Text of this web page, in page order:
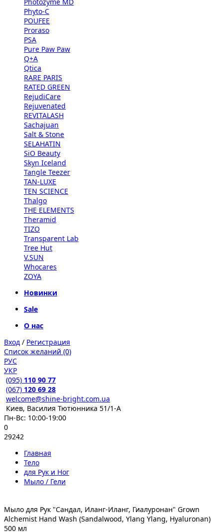
Phyto-C
POUFEE
Proraso
PSA
Pure Paw Paw
Q+A
Qtica
RARE PARIS
RATED GREEN
RejudiCare
Rejuvenated
REVITALASH
Sachajuan
Salt & Stone
SELAHATIN
SiO Beauty
Skyn Iceland
Tangle Teezer
TAN-LUXE
TEN SCIENCE
Thalgo
THE ELEMENTS
Theramid
TIZO
Transparent Lab
Tree Hut
V.SUN
Whocares
ZOYA
Новинки
Sale
О нас
Вход / Регистрация
Список желаний (0)
РУС
УКР
(095) 110 90 77
(067) 120 69 28
welcome@shine-bright.com.ua
Киев, Василия Тютюнника 51/1-А
Пн-Вс: 10:00-19:00
0
29242
Главная
Тело
для Рук и Ног
Мыло / Гели
Мыло для Рук "Сандал, Иланг-Иланг, Гиалуронан" Grown
Alchemist Hand Wash (Sandalwood, Ylang Ylang, Hyaluronan)
500 мл